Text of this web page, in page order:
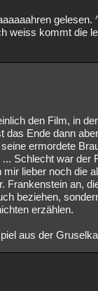
gelesen.
weiss kommt die
den Film, in
das Ende dann
ermordete
Schlecht war der
mir lieber noch die
Frankenstein an,
beziehen,
erzählen.
aus der